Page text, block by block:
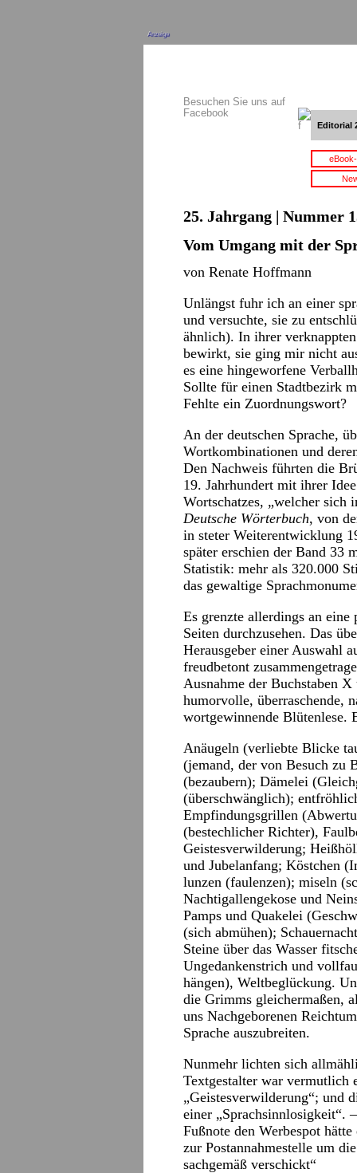
Anzeige
Besuchen Sie uns auf
Facebook
Editorial
25. Jahrgang | Nummer
Vom Umgang mit der
von Renate Hoffmann
Unlängst fuhr ich an einer
und versuchte, sie zu
ähnlich). In ihrer
bewirkt, sie ging mir nicht
es eine hingeworfene
Sollte für einen Stadtbezirk
Fehlte ein Zuordnungswort?
An der deutschen Sprache,
Wortkombinationen und
Den Nachweis führten die
19. Jahrhundert mit ihrer
Wortschatzes, „welcher sich
Deutsche Wörterbuch, von
in steter Weiterentwicklung
später erschien der Band 33
Statistik: mehr als 320.000
das gewaltige
Es grenzte allerdings an eine
Seiten durchzusehen. Das
Herausgeber einer Auswahl
freudbetont
Ausnahme der Buchstaben
humorvolle, überraschende,
wortgewinnende Blütenlese.
Anäugeln (verliebte Blicke
(jemand, der von Besuch zu
(bezaubern); Dämelei
(überschwänglich);
Empfindungsgrillen
(bestechlicher Richter),
Geistesverwilderung;
und Jubelanfang; Köstchen
lunzen (faulenzen); miseln
Nachtigallengekose und
Pamps und Quakelei
(sich abmühen);
Steine über das Wasser
Ungedankenstrich und
hängen), Weltbeglückung.
die Grimms gleichermaßen,
uns Nachgeborenen
Sprache auszubreiten.
Nunmehr lichten sich
Textgestalter war vermutlich
„Geistesverwilderung“; und
einer „Sprachsinnlosigkeit“.
Fußnote den Werbespot
zur Postannahmestelle um
sachgemäß verschickt“